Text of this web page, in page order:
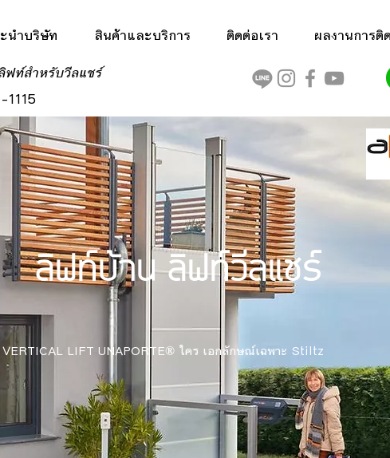
นำบริษัท สินค้าและบริการ ติดต่อเรา ผลงานการติ
ท์สำหรับวีลแชร์
ลิฟท์บ้าน ลิฟท์วีลแชร์
VERTICAL LIFT UNAPORTE® ใคร เอกลักษณ์เฉพาะ Stiltz